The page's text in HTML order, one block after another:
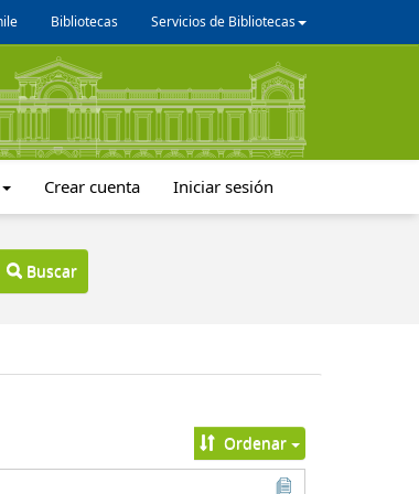
Bibliotecas Servicios de Bibliotecas
Crear cuenta Iniciar sesión
Buscar
Ordenar